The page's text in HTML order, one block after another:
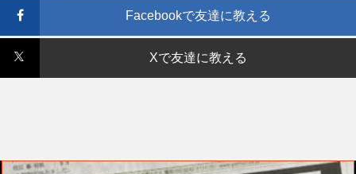
Facebookで友達に教える
Xで友達に教える